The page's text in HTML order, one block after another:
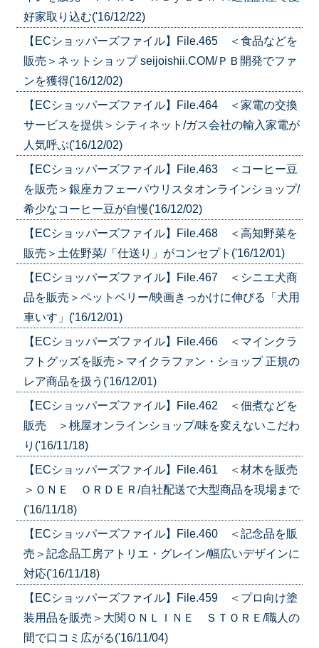
好家取り込む('16/12/22)
【ECショッパーズファイル】File.465 ＜食品などを
販売＞ネットショップ seijoishii.COM/ＰＢ開発でファ
ンを獲得('16/12/02)
【ECショッパーズファイル】File.464 ＜家電の交換
サービスを提供＞シティネット/ガス会社の輸入家電が
人気呼ぶ('16/12/02)
【ECショッパーズファイル】File.463 ＜コーヒー豆
を販売＞銀座カフェーパウリスタオンラインショップ/
希少なコーヒー豆が自慢('16/12/02)
【ECショッパーズファイル】File.468 ＜高知野菜を
販売＞土佐野菜/「仕送り」がコンセプト('16/12/01)
【ECショッパーズファイル】File.467 ＜シニエ犬商
品を販売＞ペットベリー/映画きっかけに伸びる「犬用
車いす」('16/12/01)
【ECショッパーズファイル】File.466 ＜マインクラ
フトグッズを販売＞マイクラファン・ショップ 正規の
レア商品を扱う('16/12/01)
【ECショッパーズファイル】File.462 ＜佃煮などを
販売 ＞桃屋オンラインショップ/味を変えないこだわ
り('16/11/18)
【ECショッパーズファイル】File.461 ＜材木を販売
＞ＯＮＥ ＯＲＤＥＲ/自社配送で大型商品を現場まで
('16/11/18)
【ECショッパーズファイル】File.460 ＜記念品を販
売＞記念品工房アトリエ・グレイン/幅広いデザインに
対応('16/11/18)
【ECショッパーズファイル】File.459 ＜プロ向け塗
装用品を販売＞大関ＯＮＬＩＮＥ ＳＴＯＲＥ/職人の
間で口コミ広がる('16/11/04)